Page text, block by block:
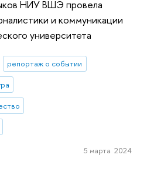
НИУ ВШЭ провела
и коммуникации
университета
репортаж о событии
5 марта 2024